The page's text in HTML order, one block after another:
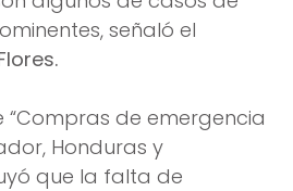
señaló el
“Compras de emergencia
Honduras y
que la falta de